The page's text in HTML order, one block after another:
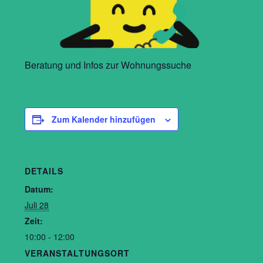
Beratung und Infos zur Wohnungssuche
Zum Kalender hinzufügen
DETAILS
Datum:
Juli 28
Zeit:
10:00 - 12:00
VERANSTALTUNGSORT